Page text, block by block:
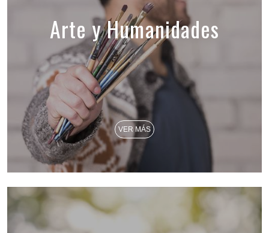
Arte y Humanidades
VER MÁS